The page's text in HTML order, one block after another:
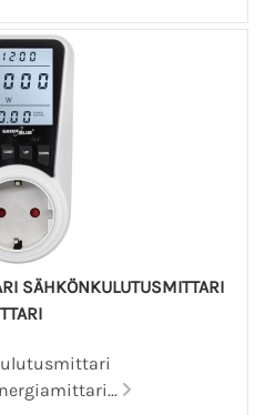
SÄHKÖNKULUTUSMITTARI